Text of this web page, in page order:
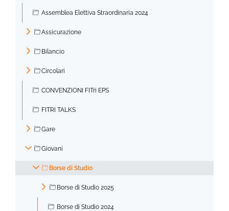
Assemblea Elettiva Straordinaria 2024
►
Assicurazione
►
Bilancio
Circolari
CONVENZIONI FITri EPS
FITRI TALKS
Gare
Giovani
Borse di Studio
Borse di Studio 2025
Borse di Studio 2024